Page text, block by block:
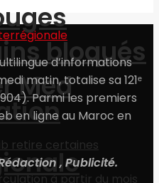
bloqués
Med
d’informations
matin, totalise sa 121ᵉ
Parmi les premiers
en ligne au Maroc en
, Publicité.